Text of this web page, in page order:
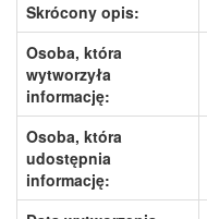
Skrócony opis:
Osoba, która
wytworzyła
informację:
Osoba, która
udostępnia
informację: